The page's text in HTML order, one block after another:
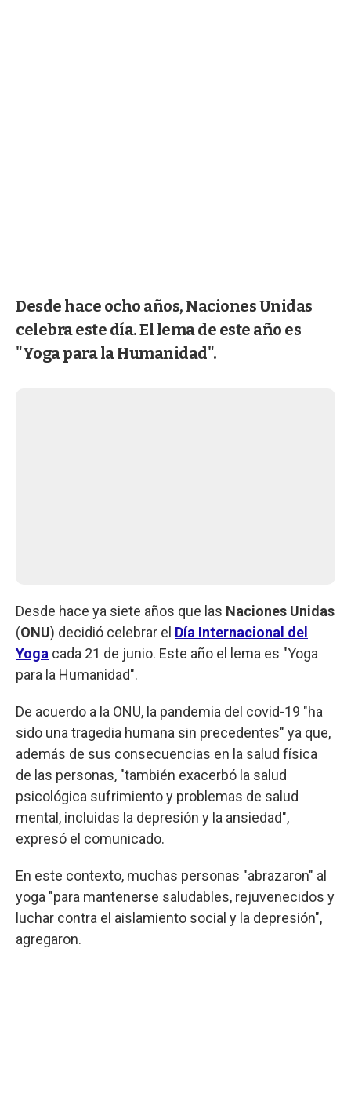
Desde hace ocho años, Naciones Unidas
celebra este día. El lema de este año es
"Yoga para la Humanidad".
Desde hace ya siete años que las Naciones Unidas
(ONU) decidió celebrar el Día Internacional del
Yoga cada 21 de junio. Este año el lema es "Yoga
para la Humanidad".
De acuerdo a la ONU, la pandemia del covid-19 "ha
sido una tragedia humana sin precedentes" ya que,
además de sus consecuencias en la salud física
de las personas, "también exacerbó la salud
psicológica sufrimiento y problemas de salud
mental, incluidas la depresión y la ansiedad",
expresó el comunicado.
En este contexto, muchas personas "abrazaron" al
yoga "para mantenerse saludables, rejuvenecidos y
luchar contra el aislamiento social y la depresión",
agregaron.